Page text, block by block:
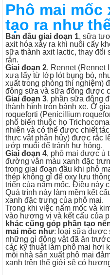
Phô mai
tạo ra như
Ban đầu giai đoạn 1, sữa
axit hóa xảy ra khi nuôi cấy
sữa thành axit lactic, thay đổi
rắn.
Giai đoạn 2, Rennet (Rennet
xưa lấy từ lớp lót bụng bò,
xuất trong phòng thí nghiệm)
đông sữa và sữa đông được
Giai đoạn 3, phần sữa đông
thành hình tròn bánh xe. Ở
roqueforti (Penicillium
phổ biến thuộc họ
nhiên và có thể được chiết
thực vật phân hủy) được rắc
ướp muối để tránh hư hỏng.
Giai đoạn 4, phô mai được ủ
đường vân màu xanh đặc
trong giai đoạn đầu khi phô
thép không gỉ để oxy lưu
triển của nấm mốc. Điều này
Quá trình này làm mềm kết
xanh đặc trưng của phô mai.
Trong khi việc nấm mốc và
vào hương vị và kết cấu của
khác cũng góp phần tạo
mai mốc như: loại sữa được
những gì động vật đã ăn
các kỹ thuật làm phô mai hơi
mỗi nhà sản xuất phô mai
xanh trên thế giới sẽ có